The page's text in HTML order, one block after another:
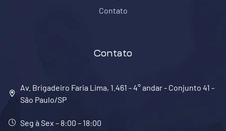
Contato
Contato
Av. Brigadeiro Faria Lima, 1.461 - 4° andar - Conjunto 41 -
São Paulo/SP
Seg à Sex – 8:00 – 18:00